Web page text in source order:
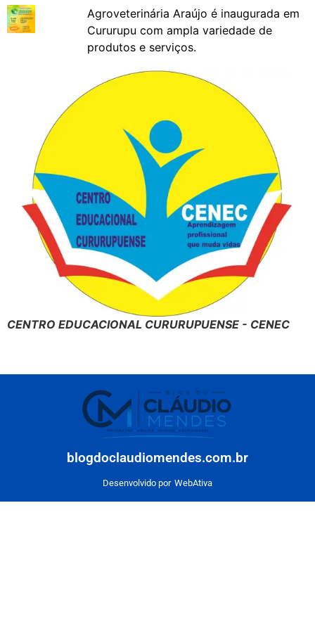
Agroveterinária Araújo é inaugurada em
Cururupu com ampla variedade de
produtos e serviços.
CENTRO EDUCACIONAL CURURUPUENSE - CENEC
blogdoclaudiomendes.com.br
Desenvolvido por WebAtiva